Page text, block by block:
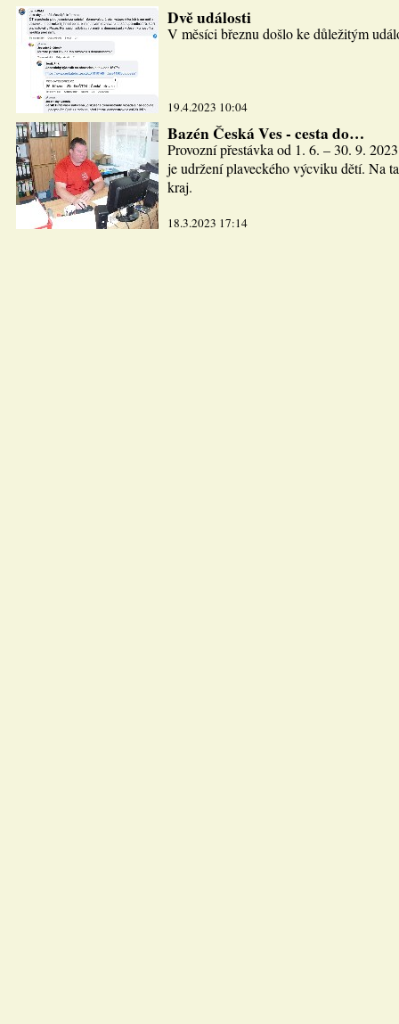
Dvě události
V měsíci březnu došlo ke důležitým
19.4.2023 10:04
Bazén Česká Ves - cesta do…
Provozní přestávka od 1. 6. – 30. 9.
je udržení plaveckého výcviku dětí. Na
kraj.
18.3.2023 17:14